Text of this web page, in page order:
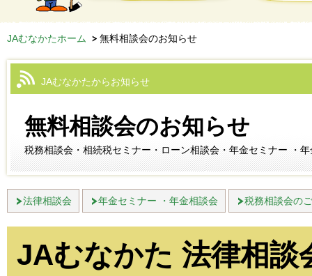
JAむなかたホーム 無料相談会のお知らせ
JAむなかたからお知らせ
無料相談会のお知らせ
税務相談会・相続税セミナー・ローン相談会・年金セミナー ・
法律相談会 年金セミナー ・年金相談会 税務相談会の
JAむなかた 法律相談